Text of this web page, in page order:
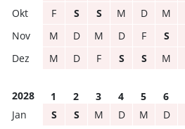
F
S S M D M
M
D M D F S
M
D F S S M
2028 1 2 3 4 5 6
S
S M D M D